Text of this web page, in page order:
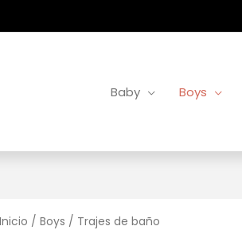
Baby Boys
Inicio / Boys / Trajes de baño